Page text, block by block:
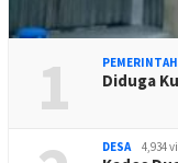
1 Diduga
DESA 4,934